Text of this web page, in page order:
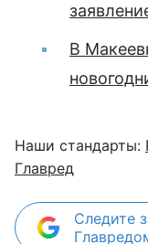
В
Наши стандарты:
Главред
Следите